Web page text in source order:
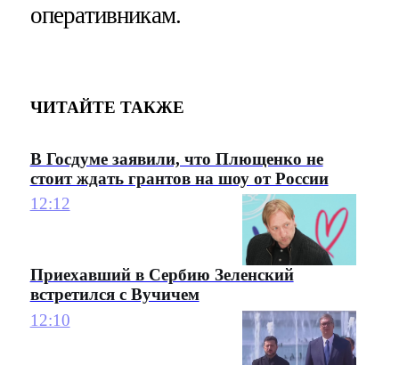
оперативникам.
ЧИТАЙТЕ ТАКЖЕ
В Госдуме заявили, что Плющенко не
стоит ждать грантов на шоу от России
12:12
Приехавший в Сербию Зеленский
встретился с Вучичем
12:10